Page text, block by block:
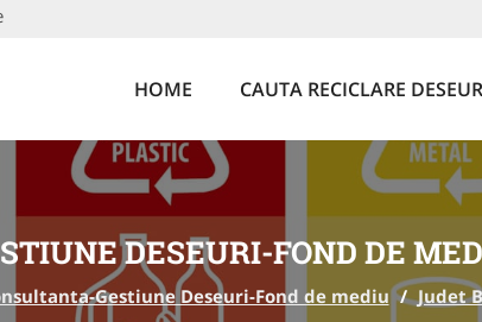
HOME CAUTA RECICLARE
DESEURI-FOND DE
Gestiune Deseuri-Fond de mediu / Judet